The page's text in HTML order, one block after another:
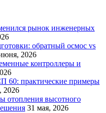
рынок инженерных
обратный осмос vs
2026
контроллеры и
60: практические примеры
2026
отопления высотного
31 мая, 2026